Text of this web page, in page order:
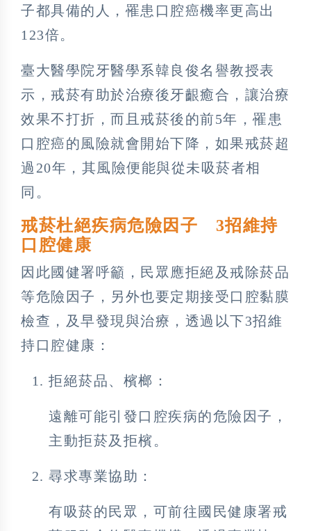
子都具備的人，罹患口腔癌機率更高出
123倍。
臺大醫學院牙醫學系韓良俊名譽教授表
示，戒菸有助於治療後牙齦癒合，讓治療
效果不打折，而且戒菸後的前5年，罹患
口腔癌的風險就會開始下降，如果戒菸超
過20年，其風險便能與從未吸菸者相
同。
戒菸杜絕疾病危險因子 3招維持
口腔健康
因此國健署呼籲，民眾應拒絕及戒除菸品
等危險因子，另外也要定期接受口腔黏膜
檢查，及早發現與治療，透過以下3招維
持口腔健康：
拒絕菸品、檳榔：
遠離可能引發口腔疾病的危險因子，
主動拒菸及拒檳。
尋求專業協助：
有吸菸的民眾，可前往國民健康署戒